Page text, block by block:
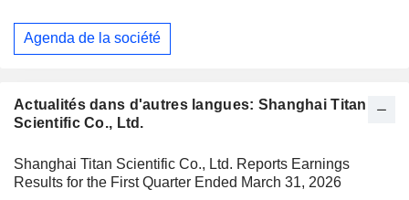
Actualités dans d'autres langues: Shanghai Titan
Scientific Co., Ltd.
Shanghai Titan Scientific Co., Ltd. Reports Earnings
Results for the First Quarter Ended March 31, 2026
Agenda de la société